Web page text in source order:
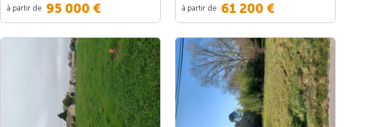
à partir de 95 000 € à partir de 61 200 €